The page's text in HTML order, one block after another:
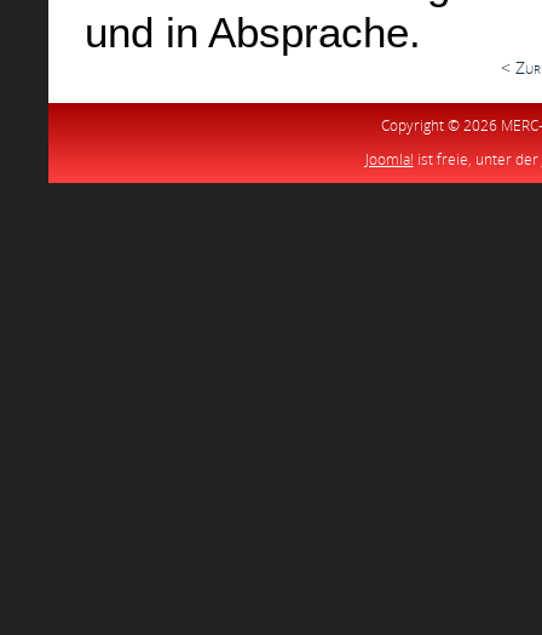
und in Absprache.
<
Copyright © 2026
Joomla! ist freie, unter der